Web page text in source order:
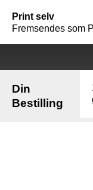
Print selv
Fremsendes som
Din
Bestilling